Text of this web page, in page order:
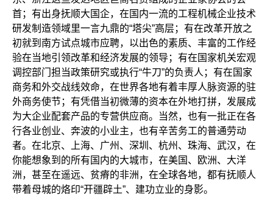
首；有出身抚顺大国企，在国内一流的工程机械企业技术
研发制造领域里一言九鼎的“塔尖”高层；有在改革开放之
初就到南方试点城市应聘，以出色的素质、丰富的工作经
验在当地引领改革和经济发展的领导；有在国家机关宏观
调控部门担当政策研究或执行“牛刀”的负责人；有在国家
商务和外交战线效命，在世界各地有着丰厚人脉资源的驻
外商务使节；有凭借当初微薄的资本在外地打拼，发展成
为大企业配套产品的专营供应商。当然，也有一批正在各
行各业创业、奔波的小业主，也有辛苦务工的普通劳动
者。在北京、上海、广州、深圳、杭州、珠海、武汉，在
你能想象到的所有国内的大城市，在美国、欧洲、大洋
洲，甚至在遥远、贫瘠的非洲，在全球各地，都有抚顺人
带着母城的烙印“开疆辟土”、建功立业的身影。